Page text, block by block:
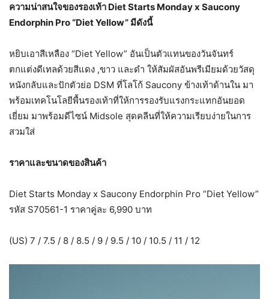
ความน่าสนใจของรองเท้า Diet Starts Monday x Saucony
Endorphin Pro “Diet Yellow” มีดังนี้
หยิบเอาสีเหลือง “Diet Yellow” อันเป็นตัวแทนของวันจันทร์
ตกแต่งดีเทลด้วยสีแดง ,ขาว และดำ ให้สัมผัสอันพรีเมียมด้วยวัสดุ
หนังกลับและปักตัวย่อ DSM ที่โลโก้ Saucony ข้างเท้าด้านใน มา
พร้อมเทคโนโลยีพื้นรองเท้าที่ให้การรองรับแรงกระแทกอันยอด
เยี่ยม มาพร้อมดีไซน์ Midsole สุดคลีนที่ให้ความเรียบง่ายในการ
สวมใส่
ราคาและขนาดของสินค้า
Diet Starts Monday x Saucony Endorphin Pro “Diet Yellow”
รหัส S70561-1 ราคาคู่ละ 6,990 บาท
(US) 7 / 7.5 / 8 / 8.5 / 9 / 9.5 / 10 / 10.5 / 11 / 12